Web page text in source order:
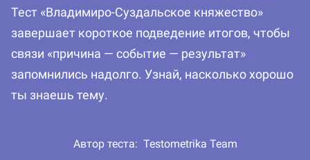
Тест «Владимиро-Суздальское княжество»
завершает короткое подведение итогов, чтобы
связи «причина — событие — результат»
запомнились надолго. Узнай, насколько хорошо
ты знаешь тему.
Автор теста: Testometrika Team